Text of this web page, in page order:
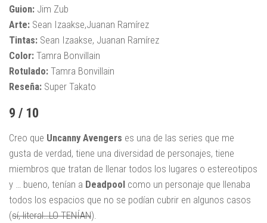
Guion: Jim Zub
Arte: Sean Izaakse,Juanan Ramírez
Tintas: Sean Izaakse, Juanan Ramírez
Color: Tamra Bonvillain
Rotulado: Tamra Bonvillain
Reseña: Super Takato
9 / 10
Creo que Uncanny Avengers es una de las series que me
gusta de verdad, tiene una diversidad de personajes, tiene
miembros que tratan de llenar todos los lugares o estereotipos
y … bueno, tenían a Deadpool como un personaje que llenaba
todos los espacios que no se podían cubrir en algunos casos
(sí, literal…LO TENÍAN).